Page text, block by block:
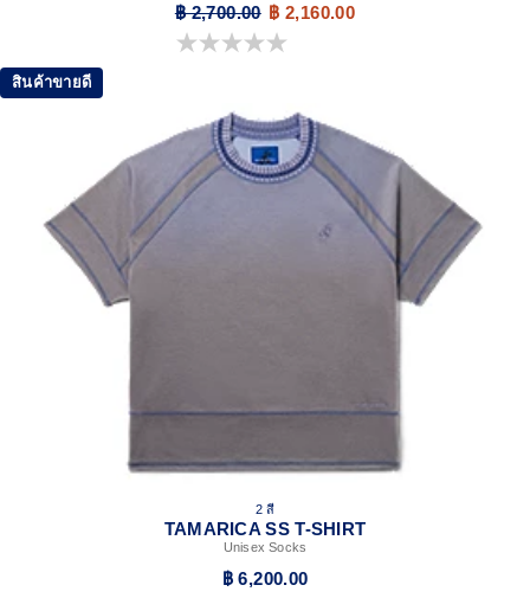
฿ 2,700.00 ฿ 2,160.00
0.0 จาก 5 ดาว
สินค้าขายดี
2 สี
TAMARICA SS T-SHIRT
Unisex Socks
฿ 6,200.00